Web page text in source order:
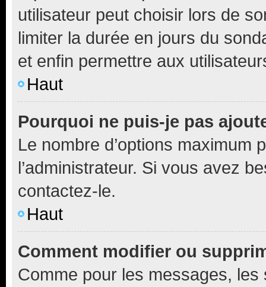
utilisateur peut choisir lors de
limiter la durée en jours du
et enfin permettre aux
Haut
Pourquoi ne puis-je pas
Le nombre d’options maximum
l’administrateur. Si vous avez
contactez-le.
Haut
Comment modifier ou
Comme pour les messages,